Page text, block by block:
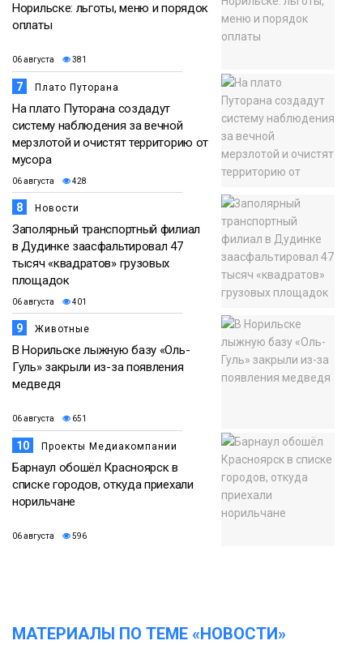
Норильске: льготы, меню и порядок
оплаты
06 августа 381
7 Плато Путорана
На плато Путорана создадут
систему наблюдения за вечной
мерзлотой и очистят территорию от
мусора
06 августа 428
8 Новости
Заполярный транспортный филиал
в Дудинке заасфальтировал 47
тысяч «квадратов» грузовых
площадок
06 августа 401
9 Животные
В Норильске лыжную базу «Оль-
Гуль» закрыли из-за появления
медведя
06 августа 651
10 Проекты Медиакомпании
Барнаул обошёл Красноярск в
списке городов, откуда приехали
норильчане
06 августа 596
МАТЕРИАЛЫ ПО ТЕМЕ «НОВОСТИ»